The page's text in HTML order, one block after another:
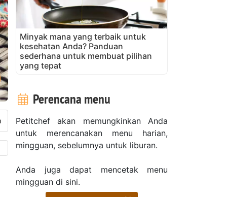
Minyak mana yang terbaik untuk
kesehatan Anda? Panduan
sederhana untuk membuat pilihan
yang tepat
Perencana menu
Petitchef akan memungkinkan Anda
untuk merencanakan menu harian,
mingguan, sebelumnya untuk liburan.
Anda juga dapat mencetak menu
mingguan di sini.